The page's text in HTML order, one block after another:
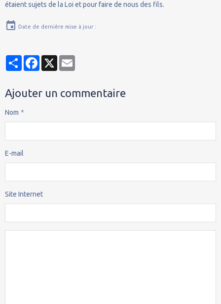
étaient sujets de la Loi et pour faire de nous des fils.
Date de dernière mise à jour :
PartagerFacebook
X
Ajouter un commentaire
Nom
E-mail
Site Internet